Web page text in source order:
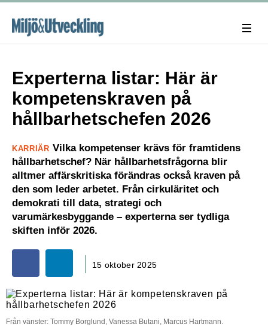
Experterna listar: Här är
kompetenskraven på
hållbarhetschefen 2026
KARRIÄR Vilka kompetenser krävs för framtidens
hållbarhetschef? När hållbarhetsfrågorna blir
alltmer affärskritiska förändras också kraven på
den som leder arbetet. Från cirkuläritet och
demokrati till data, strategi och
varumärkesbyggande – experterna ser tydliga
skiften inför 2026.
15 oktober 2025
Från vänster: Tommy Borglund, Vanessa Butani, Marcus Hartmann.